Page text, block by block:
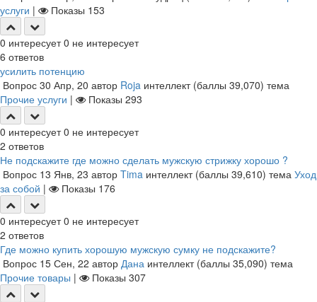
услуги | Показы 153
0 интересует 0 не интересует
6 ответов
усилить потенцию
Вопрос 30 Апр, 20 автор Roja интеллект (баллы 39,070) тема
Прочие услуги | Показы 293
0 интересует 0 не интересует
2 ответов
Не подскажите где можно сделать мужскую стрижку хорошо ?
Вопрос 13 Янв, 23 автор Tima интеллект (баллы 39,610) тема Уход
за собой | Показы 176
0 интересует 0 не интересует
2 ответов
Где можно купить хорошую мужскую сумку не подскажите?
Вопрос 15 Сен, 22 автор Дана интеллект (баллы 35,090) тема
Прочие товары | Показы 307